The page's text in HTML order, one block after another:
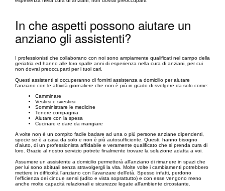
In che aspetti possono aiutare un
anziano gli assistenti?
I professionisti che collaborano con noi sono ampiamente qualificati nel campo della
geriatria ed hanno alle loro spalle anni di esperienza nella cura di anziani, per cui
non dovrai preoccuparti per i tuoi cari.
Questi assistenti si occuperanno di fornirti assistenza a domicilio per aiutare
l’anziano con le attività giornaliere che non è più in grado di svolgere da solo come:
Camminare
Vestirsi e svestirsi
Somministrare le medicine
Tenere compagnia
Aiutare con la spesa
Cucinare e dare da mangiare
A volte non è un compito facile badare ad una o più persone anziane dipendenti,
specie se è a casa da solo e non è più autosufficiente. Questi, hanno bisogno
d’aiuto, di un professionista affidabile e veramente qualificato che si prenda cura di
loro. Grazie al nostro servizio potrete finalmente trovare la soluzione adatta a voi.
Assumere un assistente a domicilio permetterà all'anziano di rimanere in spazi che
per lui sono abituali senza stravolgergli la vita. Molte volte i cambiamenti potrebbero
mettere in difficoltà l’anziano con l’avanzare dell’età. Spesso infatti, perdono
l’efficienza dei cinque sensi (udito e vista soprattutto) e con esse vengono meno
anche molte capacità relazionali e sicurezze legate all'ambiente circostante.